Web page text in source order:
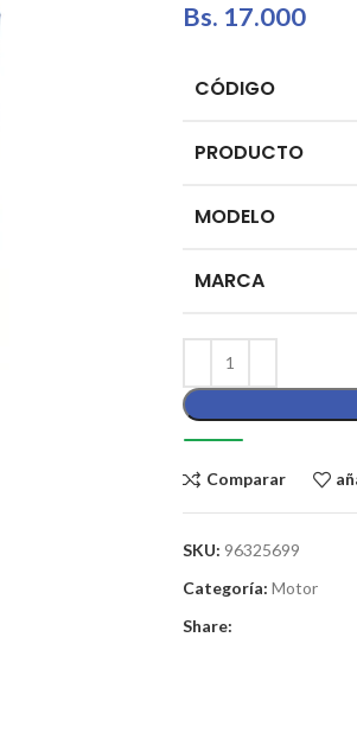
Bs. 17.000
CÓDIGO
PRODUCTO
MODELO
MARCA
Comparar
SKU: 96325699
Categoría: Motor
Share: